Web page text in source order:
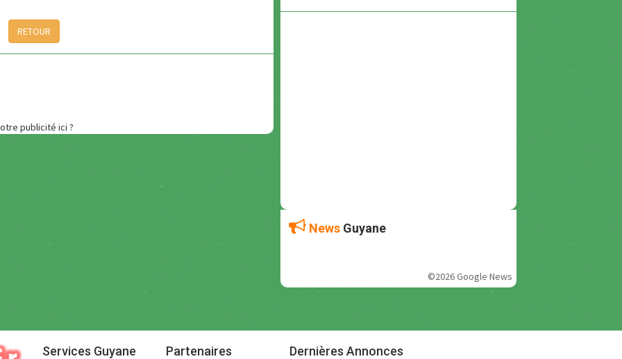
RETOUR
publicité ici ?
News Guyane
©2026 Google News
Services Guyane Partenaires Dernières Annonces